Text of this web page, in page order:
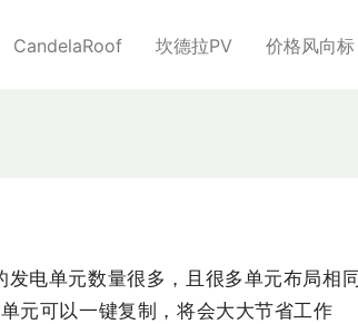
CandelaRoof 坎德拉PV 价格风向标
发电单元数量很多， 且 很多单元布局相同
单元可以一键复制， 将会大大节省工作